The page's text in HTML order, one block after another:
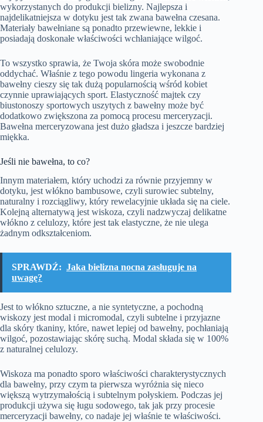
wykorzystanych do produkcji bielizny. Najlepsza i
najdelikatniejsza w dotyku jest tak zwana bawełna czesana.
Materiały bawełniane są ponadto przewiewne, lekkie i
posiadają doskonałe właściwości wchłaniające wilgoć.
To wszystko sprawia, że Twoja skóra może swobodnie
oddychać. Właśnie z tego powodu lingeria wykonana z
bawełny cieszy się tak dużą popularnością wśród kobiet
czynnie uprawiających sport. Elastyczność majtek czy
biustonoszy sportowych uszytych z bawełny może być
dodatkowo zwiększona za pomocą procesu merceryzacji.
Bawełna merceryzowana jest dużo gładsza i jeszcze bardziej
miękka.
Jeśli nie bawełna, to co?
Innym materiałem, który uchodzi za równie przyjemny w
dotyku, jest włókno bambusowe, czyli surowiec subtelny,
naturalny i rozciągliwy, który rewelacyjnie układa się na ciele.
Kolejną alternatywą jest wiskoza, czyli nadzwyczaj delikatne
włókno z celulozy, które jest tak elastyczne, że nie ulega
żadnym odkształceniom.
SPRAWDŹ: Jaka bielizna nocna zasługuje na
uwagę?
Jest to włókno sztuczne, a nie syntetyczne, a pochodną
wiskozy jest modal i micromodal, czyli subtelne i przyjazne
dla skóry tkaniny, które, nawet lepiej od bawełny, pochłaniają
wilgoć, pozostawiając skórę suchą. Modal składa się w 100%
z naturalnej celulozy.
Wiskoza ma ponadto sporo właściwości charakterystycznych
dla bawełny, przy czym ta pierwsza wyróżnia się nieco
większą wytrzymałością i subtelnym połyskiem. Podczas jej
produkcji używa się ługu sodowego, tak jak przy procesie
merceryzacji bawełny, co nadaje jej właśnie te właściwości.